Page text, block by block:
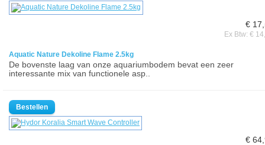
€
Ex Btw: €
Aquatic Nature Dekoline Flame 2.5kg
De bovenste laag van onze aquariumbodem bevat een zeer
interessante mix van functionele asp..
€